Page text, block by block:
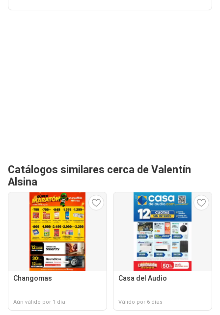
Catálogos similares cerca de Valentín
Alsina
Changomas
Aún válido por 1 día
Casa del Audio
Válido por 6 días